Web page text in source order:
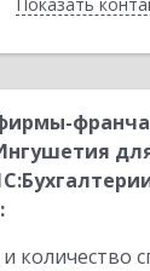
количество